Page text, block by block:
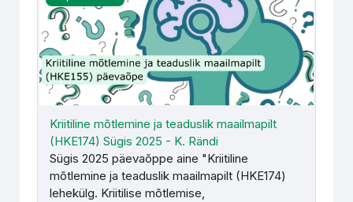
Kriitiline mõtlemine ja teaduslik maailmapilt
(HKE174) Sügis 2025 - K. Rändi
Sügis 2025 päevaõppe aine "Kriitiline
mõtlemine ja teaduslik maailmapilt (HKE174)
lehekülg. Kriitilise mõtlemise,